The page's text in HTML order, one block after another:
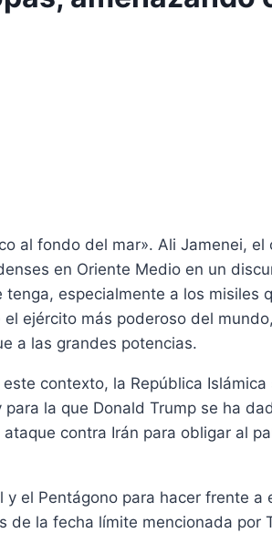
al fondo del mar». Ali Jamenei, el
en Oriente Medio en un
especialmente a los misiles
ejército más poderoso del
a las grandes potencias.
contexto, la República Islámica
la que Donald Trump se ha
contra Irán para obligar al
el Pentágono para hacer frente a
de la fecha límite mencionada por